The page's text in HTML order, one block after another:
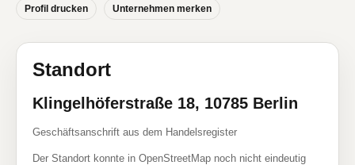
Profil drucken Unternehmen merken
Standort
Klingelhöferstraße 18, 10785 Berlin
Geschäftsanschrift aus dem Handelsregister
Der Standort konnte in OpenStreetMap noch nicht eindeutig